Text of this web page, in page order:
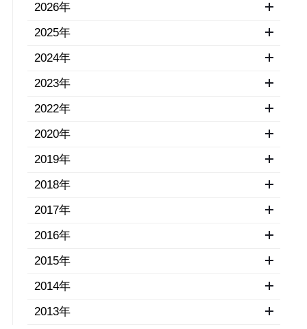
2026年
2025年
2024年
2023年
2022年
2020年
2019年
2018年
2017年
2016年
2015年
2014年
2013年